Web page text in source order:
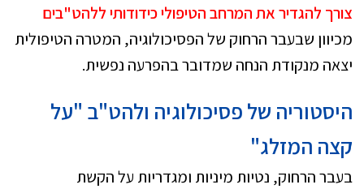
צורך להגדיר את המרחב הטיפולי כידודותי ללהט"בים
מכיוון שבעבר הרחוק של הפסיכולוגיה, המטרה הטיפולית
יצאה מנקודת הנחה שמדובר בהפרעה נפשית.
היסטוריה של פסיכולוגיה ולהט"ב "על
קצה המזלג"
בעבר הרחוק, נטיות מיניות ומגדריות על הקשת